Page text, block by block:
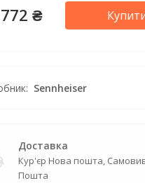
₴
Sennheiser
Доставка
Кур'єр Нова пошта,
Пошта